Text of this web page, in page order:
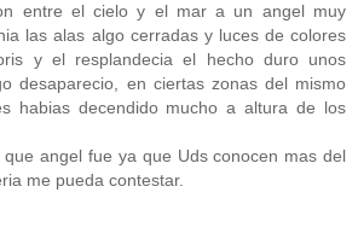
entre el cielo y el mar a un angel muy
las alas algo cerradas y luces de colores
y el resplandecia el hecho duro unos
desaparecio, en ciertas zonas del mismo
habias decendido mucho a altura de los
que angel fue ya que Uds conocen mas del
me pueda contestar.